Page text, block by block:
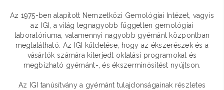
Az 1975-ben alapított Nemzetközi Gemológiai Intézet, vagyis
az IGI, a világ legnagyobb független gemológiai
laboratóriuma, valamennyi nagyobb gyémánt központban
megtalálható. Az IGI küldetése, hogy az ékszerészek és a
vásárlók számára kiterjedt oktatási programokat és
megbízható gyémánt-, és ékszerminősítést nyújtson.
Az IGI tanúsítvány a gyémánt tulajdonságainak részletes